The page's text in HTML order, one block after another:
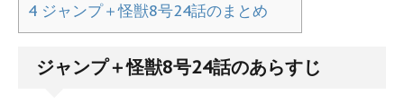
4 ジャンプ＋怪獣8号24話のまとめ
ジャンプ＋怪獣8号24話のあらすじ